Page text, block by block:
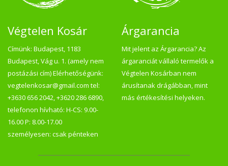
Végtelen Kosár
Címünk: Budapest, 1183
Budapest, Vág u. 1. (amely nem
postázási cím) Elérhetőségünk:
vegtelenkosar@gmail.com tel:
+3630 656 2042, +3620 286 6890,
telefonon hívható: H-CS: 9.00-
16.00 P: 8.00-17.00
személyesen: csak pénteken
Árgarancia
Mit jelent az Árgarancia? Az
árgaranciát vállaló termelők a
Végtelen Kosárban nem
árusítanak drágábban, mint
más értékesítési helyeken.